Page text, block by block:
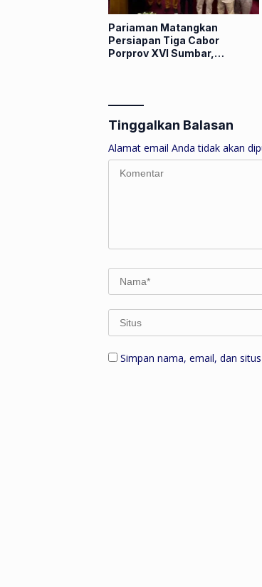
Pariaman Matangkan
Persiapan Tiga Cabor
Porprov XVI Sumbar,
Tinggalkan Balasan
Alamat email Anda tidak akan
Simpan nama, email, dan